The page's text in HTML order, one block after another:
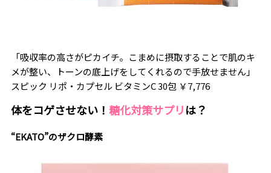
「吸収率の高さがピカイチ。こまめに摂取することで肌のキ
メが整い、トーンの底上げをしてくれるので手放せません」
スピック リポ・カプセル ビタミンC 30包 ￥7,776
体をコゲさせない！ 糖化対策サプリは？
“EKATO”のザクロ酵素